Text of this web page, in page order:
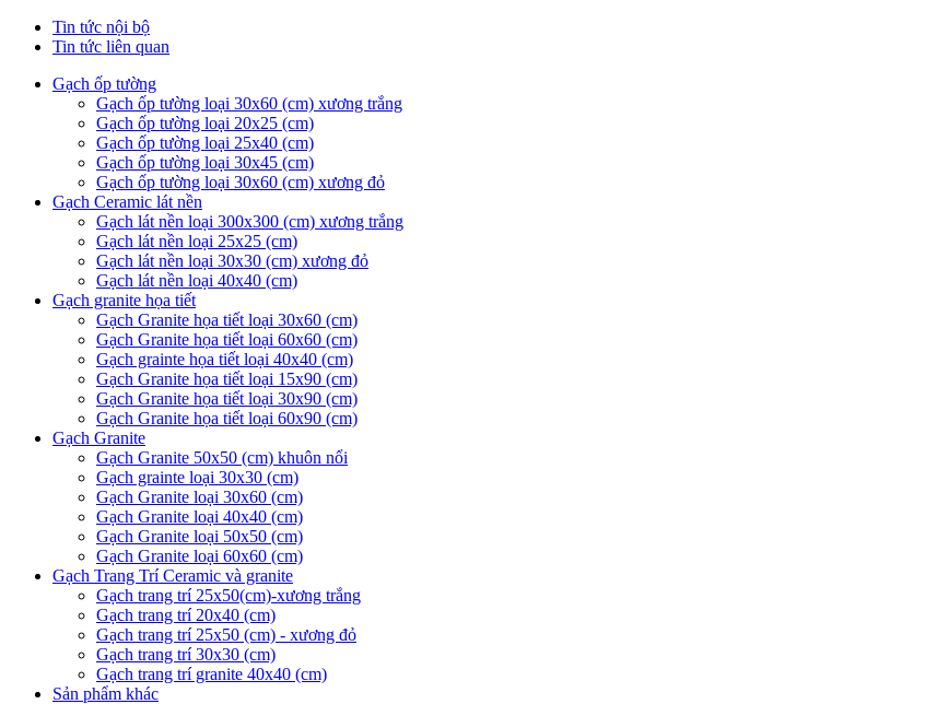
Tin tức nội bộ
Tin tức liên quan
Gạch ốp tường
Gạch ốp tường loại 30x60 (cm) xương trắng
Gạch ốp tường loại 20x25 (cm)
Gạch ốp tường loại 25x40 (cm)
Gạch ốp tường loại 30x45 (cm)
Gạch ốp tường loại 30x60 (cm) xương đỏ
Gạch Ceramic lát nền
Gạch lát nền loại 300x300 (cm) xương trắng
Gạch lát nền loại 25x25 (cm)
Gạch lát nền loại 30x30 (cm) xương đỏ
Gạch lát nền loại 40x40 (cm)
Gạch granite họa tiết
Gạch Granite họa tiết loại 30x60 (cm)
Gạch Granite họa tiết loại 60x60 (cm)
Gạch grainte họa tiết loại 40x40 (cm)
Gạch Granite họa tiết loại 15x90 (cm)
Gạch Granite họa tiết loại 30x90 (cm)
Gạch Granite họa tiết loại 60x90 (cm)
Gạch Granite
Gạch Granite 50x50 (cm) khuôn nổi
Gạch grainte loại 30x30 (cm)
Gạch Granite loại 30x60 (cm)
Gạch Granite loại 40x40 (cm)
Gạch Granite loại 50x50 (cm)
Gạch Granite loại 60x60 (cm)
Gạch Trang Trí Ceramic và granite
Gạch trang trí 25x50(cm)-xương trắng
Gạch trang trí 20x40 (cm)
Gạch trang trí 25x50 (cm) - xương đỏ
Gạch trang trí 30x30 (cm)
Gạch trang trí granite 40x40 (cm)
Sản phẩm khác